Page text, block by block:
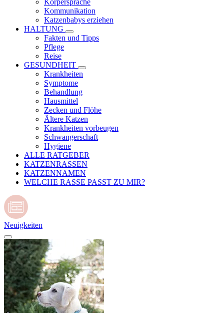
Körpersprache
Kommunikation
Katzenbabys erziehen
HALTUNG
Fakten und Tipps
Pflege
Reise
GESUNDHEIT
Krankheiten
Symptome
Behandlung
Hausmittel
Zecken und Flöhe
Ältere Katzen
Krankheiten vorbeugen
Schwangerschaft
Hygiene
ALLE RATGEBER
KATZENRASSEN
KATZENNAMEN
WELCHE RASSE PASST ZU MIR?
Neuigkeiten